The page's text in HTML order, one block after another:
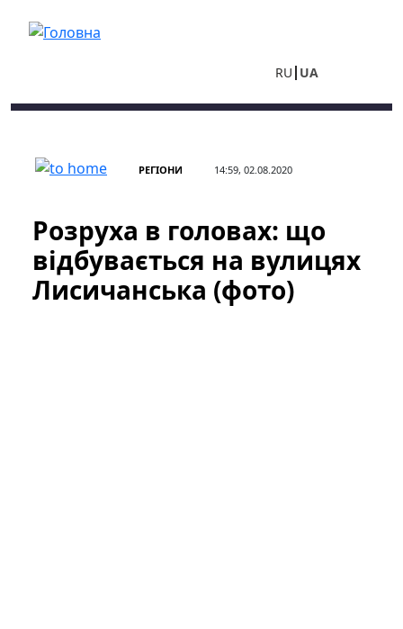
RU UA
РЕГІОНИ 14:59, 02.08.2020
Розруха в головах: що
відбувається на вулицях
Лисичанська (фото)